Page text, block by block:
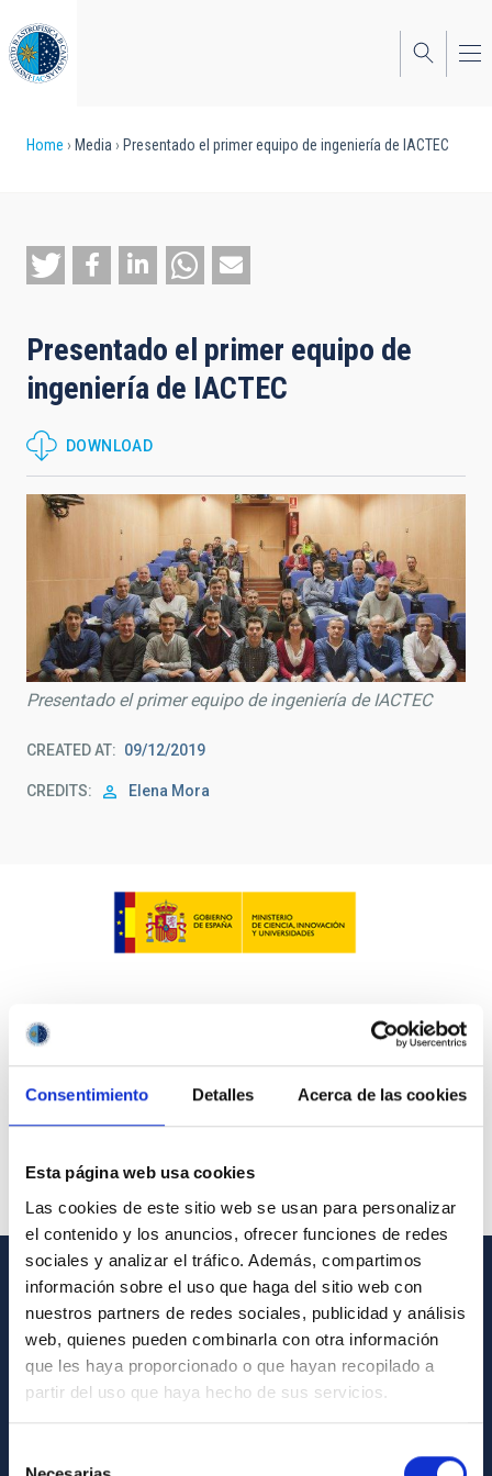
Consentimiento Detalles Acerca de las cookies
Esta página web usa cookies
Las cookies de este sitio web se usan para personalizar
el contenido y los anuncios, ofrecer funciones de redes
sociales y analizar el tráfico. Además, compartimos
información sobre el uso que haga del sitio web con
nuestros partners de redes sociales, publicidad y análisis
web, quienes pueden combinarla con otra información
que les haya proporcionado o que hayan recopilado a
partir del uso que haya hecho de sus servicios.
to
main
content
Breadcrumb
Home Media Presentado el primer equipo de ingeniería de IACTEC
Presentado el primer equipo de
ingeniería de IACTEC
DOWNLOAD
Presentado el primer equipo de ingeniería de IACTEC
CREATED AT 09/12/2019
CREDITS Elena Mora
Contact
How to get to the IAC
List of personnel